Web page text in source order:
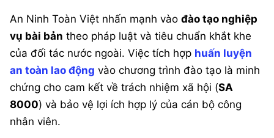
An Ninh Toàn Việt nhấn mạnh vào đào tạo nghiệp
vụ bài bản theo pháp luật và tiêu chuẩn khắt khe
của đối tác nước ngoài. Việc tích hợp huấn luyện
an toàn lao động vào chương trình đào tạo là minh
chứng cho cam kết về trách nhiệm xã hội (SA
8000) và bảo vệ lợi ích hợp lý của cán bộ công
nhân viên.